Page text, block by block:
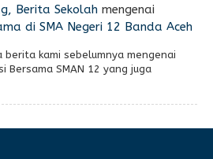
Berita Sekolahmengenai
di SMA Negeri 12 Banda Aceh
berita kami sebelumnya mengenai
Bersama SMAN 12 yang juga